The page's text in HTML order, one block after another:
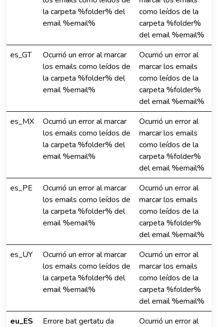
la carpeta %folder% del
email %email%
como leídos de la
carpeta %folder%
del email %email%
es_GT
Ocurrió un error al marcar
los emails como leídos de
la carpeta %folder% del
email %email%
Ocurrió un error al
marcar los emails
como leídos de la
carpeta %folder%
del email %email%
es_MX
Ocurrió un error al marcar
los emails como leídos de
la carpeta %folder% del
email %email%
Ocurrió un error al
marcar los emails
como leídos de la
carpeta %folder%
del email %email%
es_PE
Ocurrió un error al marcar
los emails como leídos de
la carpeta %folder% del
email %email%
Ocurrió un error al
marcar los emails
como leídos de la
carpeta %folder%
del email %email%
es_UY
Ocurrió un error al marcar
los emails como leídos de
la carpeta %folder% del
email %email%
Ocurrió un error al
marcar los emails
como leídos de la
carpeta %folder%
del email %email%
eu_ES
Errore bat gertatu da
Ocurrió un error al